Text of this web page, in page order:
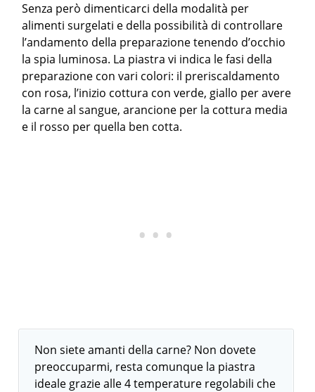
Senza però dimenticarci della modalità per
alimenti surgelati e della possibilità di controllare
l’andamento della preparazione tenendo d’occhio
la spia luminosa. La piastra vi indica le fasi della
preparazione con vari colori: il preriscaldamento
con rosa, l’inizio cottura con verde, giallo per avere
la carne al sangue, arancione per la cottura media
e il rosso per quella ben cotta.
Non siete amanti della carne? Non dovete
preoccuparmi, resta comunque la piastra
ideale grazie alle 4 temperature regolabili che